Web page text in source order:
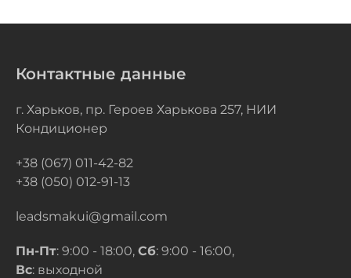
Контактные данные
г. Харьков, пр. Героев Харькова 257, НИИ
Кондиционер
+38 (067) 011-42-82
+38 (050) 012-91-13
leadsmakui@gmail.com
Пн-Пт: 9:00 - 18:00, Сб: 9:00 - 16:00,
Вс: выходной